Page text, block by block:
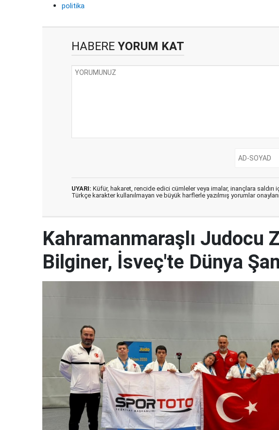
politika
HABERE YORUM KAT
UYARI: Küfür, hakaret, rencide edici cümleler veya imalar, inançlara saldırı
Türkçe karakter kullanılmayan ve büyük harflerle yazılmış yorumlar
Kahramanmaraşlı Judocu
Bilginer, İsveç'te Dünya